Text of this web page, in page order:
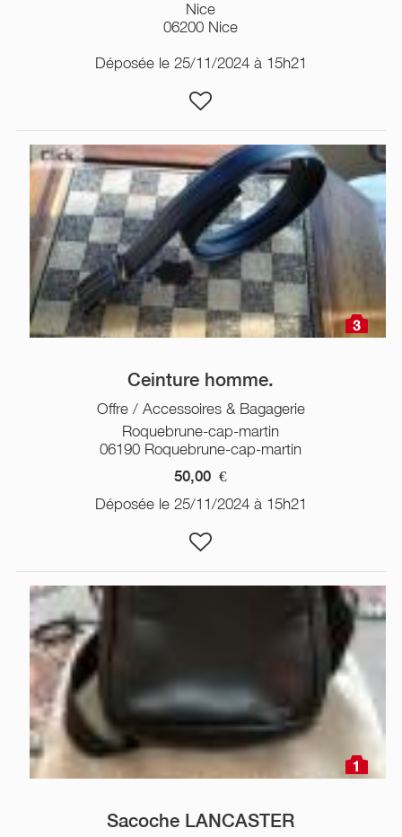
Nice
06200 Nice
Déposée le 25/11/2024 à 15h21
3
Ceinture homme.
Offre / Accessoires & Bagagerie
Roquebrune-cap-martin
06190 Roquebrune-cap-martin
50,00 €
Déposée le 25/11/2024 à 15h21
1
Sacoche LANCASTER